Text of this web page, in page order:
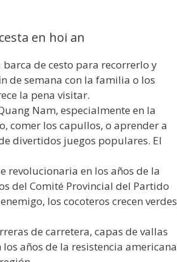
en hoi an
de cesto para recorrerlo y
de semana con la familia o los
la pena visitar.
Nam, especialmente en la
comer los capullos, o aprender a
divertidos juegos populares. El
revolucionaria en los años de la
del Comité Provincial del Partido
los cocoteros crecen verdes
de carretera, capas de vallas
años de la resistencia americana